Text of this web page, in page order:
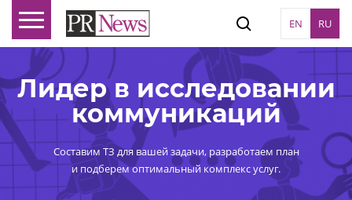
EN RU
Лидер в исследовании
коммуникаций
Составим ТЗ для вашей задачи, разработаем план
и подберем оптимальный комплекс услуг.